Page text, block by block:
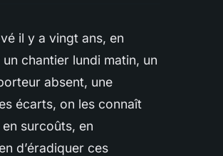
il y a vingt ans, en
chantier lundi matin, un
absent, une
écarts, on les connaît
surcoûts, en
d’éradiquer ces